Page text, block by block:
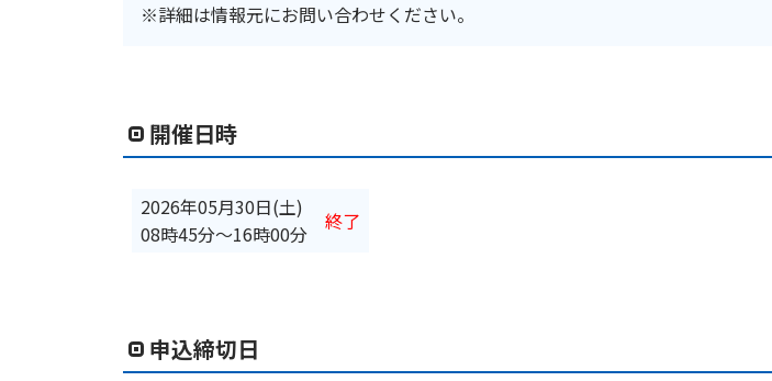
※詳細は情報元にお問い合わせください。
開催日時
2026年05月30日(土)
08時45分〜16時00分
終了
申込締切日